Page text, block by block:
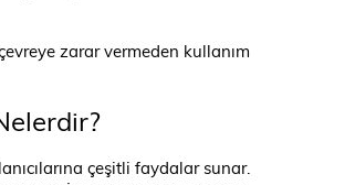
zarar vermeden kullanım
çeşitli faydalar sunar.